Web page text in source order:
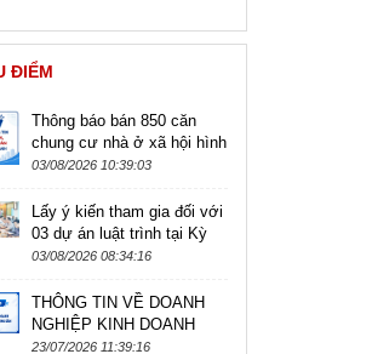
ĐIỂM
Thông báo bán 850 căn
chung cư nhà ở xã hội hình
thành trong tương lai tại dự
03/08/2026 10:39:03
Lấy ý kiến tham gia đối với
03 dự án luật trình tại Kỳ
họp không thường lệ lần
03/08/2026 08:34:16
THÔNG TIN VỀ DOANH
NGHIỆP KINH DOANH
DỊCH VỤ MÔI GIỚI BẤT
23/07/2026 11:39:16